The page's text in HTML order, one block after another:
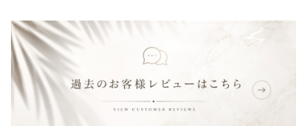
財布&小物
ウェア